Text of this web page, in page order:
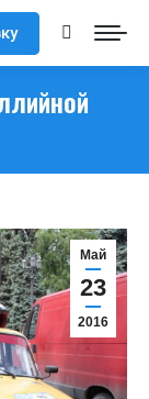
Поиск:
Май
23
2016